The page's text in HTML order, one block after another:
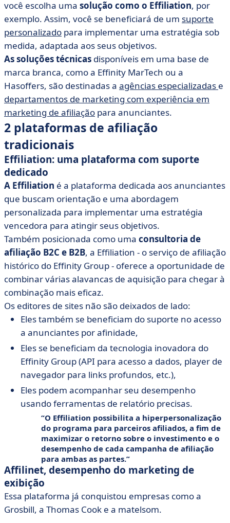
você escolha uma solução como o Effiliation, por
exemplo. Assim, você se beneficiará de um suporte
personalizado para implementar uma estratégia sob
medida, adaptada aos seus objetivos.
As soluções técnicas disponíveis em uma base de
marca branca, como a Effinity MarTech ou a
Hasoffers, são destinadas a agências especializadas e
departamentos de marketing com experiência em
marketing de afiliação para anunciantes.
2 plataformas de afiliação
tradicionais
Effiliation: uma plataforma com suporte
dedicado
A Effiliation é a plataforma dedicada aos anunciantes
que buscam orientação e uma abordagem
personalizada para implementar uma estratégia
vencedora para atingir seus objetivos.
Também posicionada como uma consultoria de
afiliação B2C e B2B, a Effiliation - o serviço de afiliação
histórico do Effinity Group - oferece a oportunidade de
combinar várias alavancas de aquisição para chegar à
combinação mais eficaz.
Os editores de sites não são deixados de lado:
Eles também se beneficiam do suporte no acesso
a anunciantes por afinidade,
Eles se beneficiam da tecnologia inovadora do
Effinity Group (API para acesso a dados, player de
navegador para links profundos, etc.),
Eles podem acompanhar seu desempenho
usando ferramentas de relatório precisas.
O Effiliation possibilita a hiperpersonalização
do programa para parceiros afiliados, a fim de
maximizar o retorno sobre o investimento e o
desempenho de cada campanha de afiliação
para ambas as partes.
Affilinet, desempenho do marketing de
exibição
Essa plataforma já conquistou empresas como a
Grosbill, a Thomas Cook e a matelsom.